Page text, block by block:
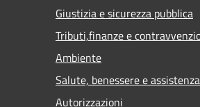
Giustizia e sicurezza pubblica
Tributi,finanze e
Ambiente
Salute, benessere e assistenza
Autorizzazioni